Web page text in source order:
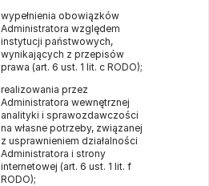
wypełnienia obowiązków
Administratora względem
instytucji państwowych,
wynikających z przepisów
prawa (art. 6 ust. 1 lit. c RODO);
realizowania przez
Administratora wewnętrznej
analityki i sprawozdawczości
na własne potrzeby, związanej
z usprawnieniem działalności
Administratora i strony
internetowej (art. 6 ust. 1 lit. f
RODO);